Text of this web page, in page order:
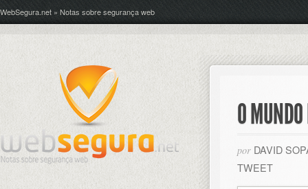
WebSegura.net » Notas sobre segurança web
O
por DAVID
TWEET